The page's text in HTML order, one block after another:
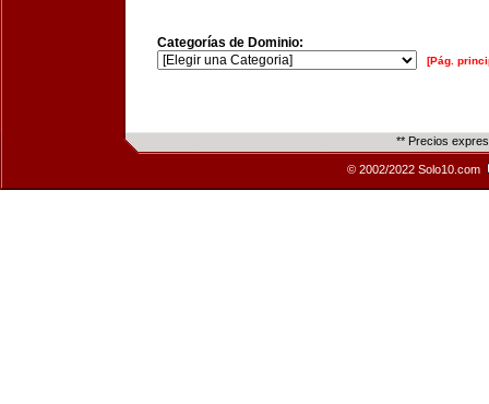
Categorías de Dominio:
[Pág.
** Precios
© 2002/2022 Solo10.com